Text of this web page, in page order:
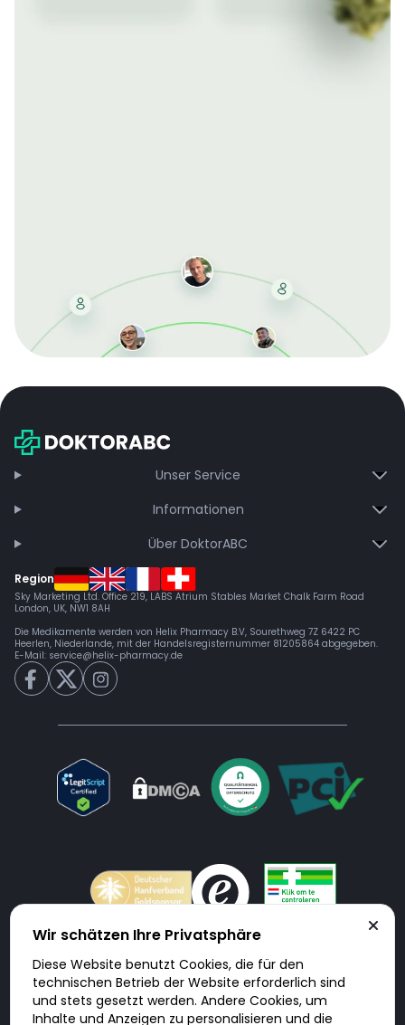
bei jeder Bestellung, erhalten schnelle Lieferung und
Unser Service
Informationen
Über DoktorABC
Region
Sky Marketing Ltd. Office 219, LABS Atrium Stables Market Chalk Farm Road
London, UK, NW1 8AH
Die Medikamente werden von Helix Pharmacy B.V, Sourethweg 7Z 6422 PC
Heerlen, Niederlande, mit der Handelsregisternummer 81205864 abgegeben.
E-Mail: service@helix-pharmacy.de
Doktorabc.com ist eine Vermittlungsplattform. Doktorabc ist ausdrücklich
keine Internetapotheke. Doktorabc bietet keine Medikamente oder
sonstige Produkte an oder liefert diese. Jegliche Informationen zu
Produkten, Medikamenten und Preisen auf der Internetseite beinhalten
kein Angebot von Doktorabc an Sie. Für die Einhaltung der in Ihrem Land
Wir schätzen Ihre Privatsphäre
Diese Website benutzt Cookies, die für den
technischen Betrieb der Website erforderlich sind
und stets gesetzt werden. Andere Cookies, um
Inhalte und Anzeigen zu personalisieren und die